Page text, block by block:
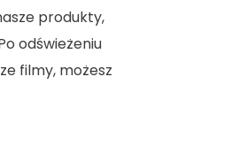
produkty,
odświeżeniu
filmy, możesz